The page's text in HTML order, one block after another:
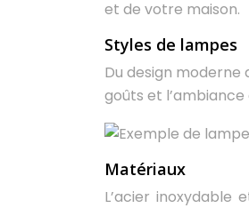
et de votre maison.
Styles de lampes
Du design moderne
goûts et
Matériaux
L’acier inoxydable